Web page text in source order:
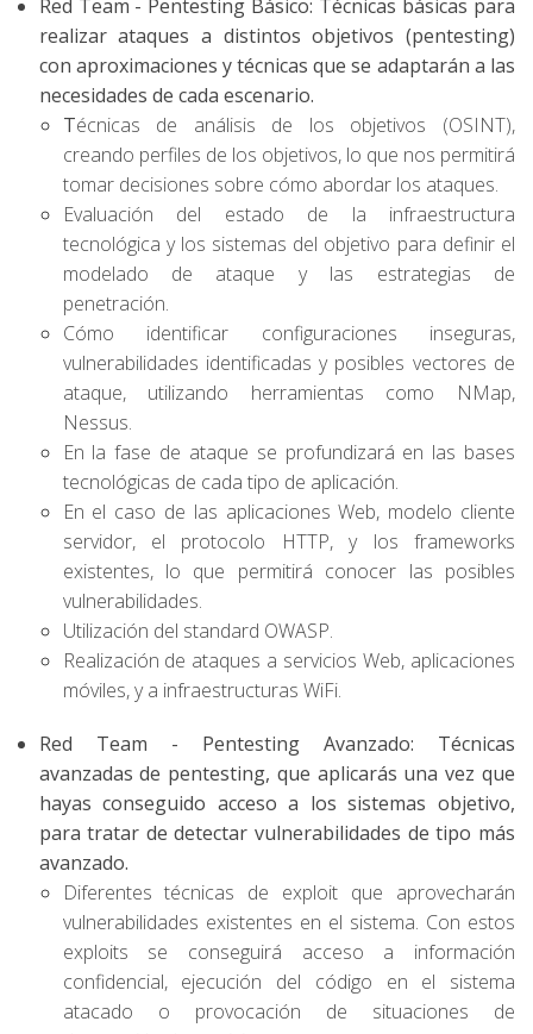
Red Team - Pentesting Básico: Técnicas básicas para
realizar ataques a distintos objetivos (pentesting)
con aproximaciones y técnicas que se adaptarán a las
necesidades de cada escenario.
Técnicas de análisis de los objetivos (OSINT),
creando perfiles de los objetivos, lo que nos permitirá
tomar decisiones sobre cómo abordar los ataques.
Evaluación del estado de la infraestructura
tecnológica y los sistemas del objetivo para definir el
modelado de ataque y las estrategias de
penetración.
Cómo identificar configuraciones inseguras,
vulnerabilidades identificadas y posibles vectores de
ataque, utilizando herramientas como NMap,
Nessus.
En la fase de ataque se profundizará en las bases
tecnológicas de cada tipo de aplicación.
En el caso de las aplicaciones Web, modelo cliente
servidor, el protocolo HTTP, y los frameworks
existentes, lo que permitirá conocer las posibles
vulnerabilidades.
Utilización del standard OWASP.
Realización de ataques a servicios Web, aplicaciones
móviles, y a infraestructuras WiFi.
Red Team - Pentesting Avanzado: Técnicas
avanzadas de pentesting, que aplicarás una vez que
hayas conseguido acceso a los sistemas objetivo,
para tratar de detectar vulnerabilidades de tipo más
avanzado.‍
Diferentes técnicas de exploit que aprovecharán
vulnerabilidades existentes en el sistema. Con estos
exploits se conseguirá acceso a información
confidencial, ejecución del código en el sistema
atacado o provocación de situaciones de